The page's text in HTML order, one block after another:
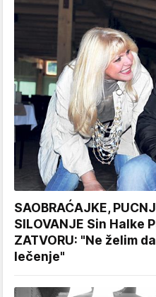
SAOBRAĆAJKE,
SILOVANJE Sin Halke
ZATVORU: "Ne želim
lečenje"